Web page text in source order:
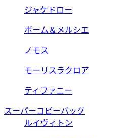
ジャケドロー
ボーム＆メルシエ
ノモス
モーリスラクロア
ティファニー
スーパーコピーバッグ
ルイヴィトン